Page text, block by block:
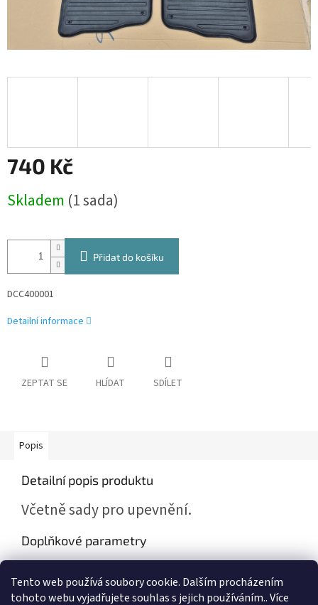
Tento web používá soubory cookie. Dalším procházením
tohoto webu vyjadřujete souhlas s jejich používáním.. Více
740 Kč
cena:
Skladem (1 sada)
Přidat do košíku
DCC400001
Detailní informace
ZEPTAT SE HLÍDAT SDÍLET
Popis
Detailní popis produktu
Včetně sady pro upevnění.
Doplňkové parametry
Záruka: 2 roky